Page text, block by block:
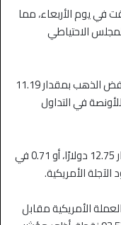
في يوم الأربعاء، مما
الاحتياطي
وبحلول الساعة 17:23 بالتوقيت العالمي، انخفض الذهب بمقدار 11.19
إلى 1793.43 دولارًا للأونصة في التداول
وفقًا لوكالة الأناضول، انخفض الذهب بمقدار 12.75 دولارًا، أو 0.71 في
الأمريكية مقابل